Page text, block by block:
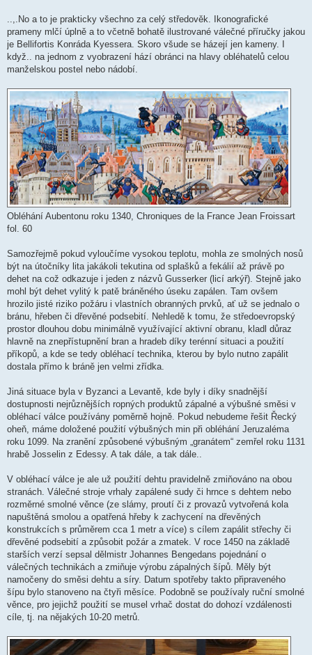
..,.No a to je prakticky všechno za celý středověk. Ikonografické
prameny mlčí úplně a to včetně bohatě ilustrované válečné příručky jakou
je Bellifortis Konráda Kyessera. Skoro všude se házejí jen kameny. I
když.. na jednom z vyobrazení hází obránci na hlavy obléhatelů celou
manželskou postel nebo nádobí.
Obléhání Aubentonu roku 1340, Chroniques de la France Jean Froissart
fol. 60
Samozřejmě pokud vyloučíme vysokou teplotu, mohla ze smolných nosů
být na útočníky lita jakákoli tekutina od splašků a fekálií až právě po
dehet na což odkazuje i jeden z názvů Gusserker (licí arkýř). Stejně jako
mohl být dehet vylitý k patě bráněného úseku zapálen. Tam ovšem
hrozilo jisté riziko požáru i vlastních obranných prvků, ať už se jednalo o
bránu, hřeben či dřevěné podsebití. Nehledě k tomu, že středoevropský
prostor dlouhou dobu minimálně využívající aktivní obranu, kladl důraz
hlavně na znepřístupnění bran a hradeb díky terénní situaci a použití
příkopů, a kde se tedy obléhací technika, kterou by bylo nutno zapálit
dostala přímo k bráně jen velmi zřídka.
Jiná situace byla v Byzanci a Levantě, kde byly i díky snadnější
dostupnosti nejrůznějších ropných produktů zápalné a výbušné směsi v
obléhací válce používány poměrně hojně. Pokud nebudeme řešit Řecký
oheň, máme doložené použití výbušných min při obléhání Jeruzaléma
roku 1099. Na zranění způsobené výbušným „granátem“ zemřel roku 1131
hrabě Josselin z Edessy. A tak dále, a tak dále..
V obléhací válce je ale už použití dehtu pravidelně zmiňováno na obou
stranách. Válečné stroje vrhaly zapálené sudy či hrnce s dehtem nebo
rozměrné smolné věnce (ze slámy, proutí či z provazů vytvořená kola
napuštěná smolou a opatřená hřeby k zachycení na dřevěných
konstrukcích s průměrem cca 1 metr a více) s cílem zapálit střechy či
dřevěné podsebití a způsobit požár a zmatek. V roce 1450 na základě
starších verzí sepsal dělmistr Johannes Bengedans pojednání o
válečných technikách a zmiňuje výrobu zápalných šípů. Měly být
namočeny do směsi dehtu a síry. Datum spotřeby takto připraveného
šípu bylo stanoveno na čtyři měsíce. Podobně se používaly ruční smolné
věnce, pro jejichž použití se musel vrhač dostat do dohozí vzdálenosti
cíle, tj. na nějakých 10-20 metrů.